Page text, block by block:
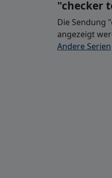
"checker
Die Sendung
angezeigt
Andere Serien